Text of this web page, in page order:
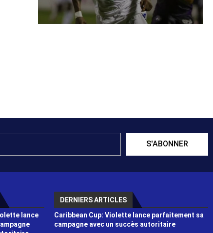
S'ABONNER
lance
DERNIERS ARTICLES
Caribbean Cup: Violette lance parfaitement sa
campagne avec un succès autoritaire